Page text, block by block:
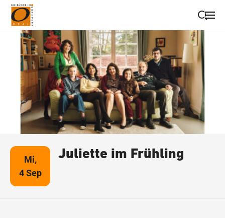
Suche schließen
Wegbeschreibung erhalten
Mi,
4 Sep
Juliette im Frühling